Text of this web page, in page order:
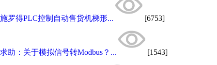
施罗得PLC控制自动售货机梯形... [6753]
求助：关于模拟信号转Modbus？... [1543]